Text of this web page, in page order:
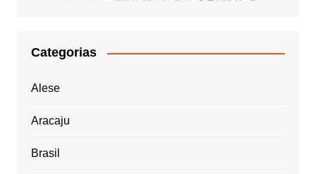
Categorias
Alese
Aracaju
Brasil